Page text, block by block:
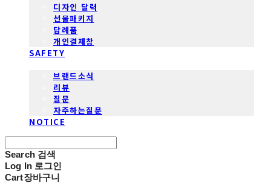
디자인 달력
선물패키지
답례품
개인결제창
SAFETY
브랜드소식
리뷰
질문
자주하는질문
NOTICE
Search 검색
Log In 로그인
Cart장바구니